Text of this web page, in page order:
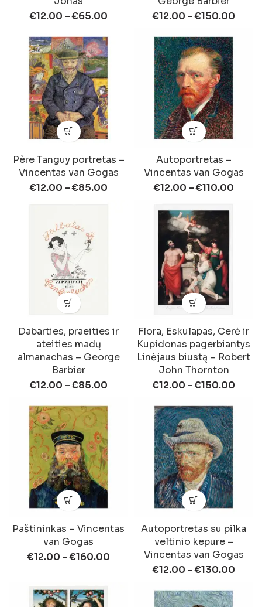
€12.00 –€65.00
€12.00 –€150.00
Père Tanguy portretas –
Vincentas van Gogas
€12.00 –€85.00
Autoportretas –
Vincentas van Gogas
€12.00 –€110.00
Dabarties, praeities ir
ateities madų
almanachas – George
Barbier
€12.00 –€85.00
Flora, Eskulapas, Cerė ir
Kupidonas pagerbiantys
Linėjaus biustą – Robert
John Thornton
€12.00 –€150.00
Paštininkas – Vincentas
van Gogas
€12.00 –€160.00
Autoportretas su pilka
veltinio kepure –
Vincentas van Gogas
€12.00 –€130.00